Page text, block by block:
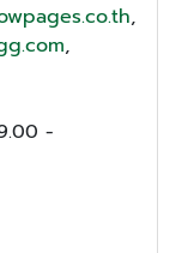
,
,
-